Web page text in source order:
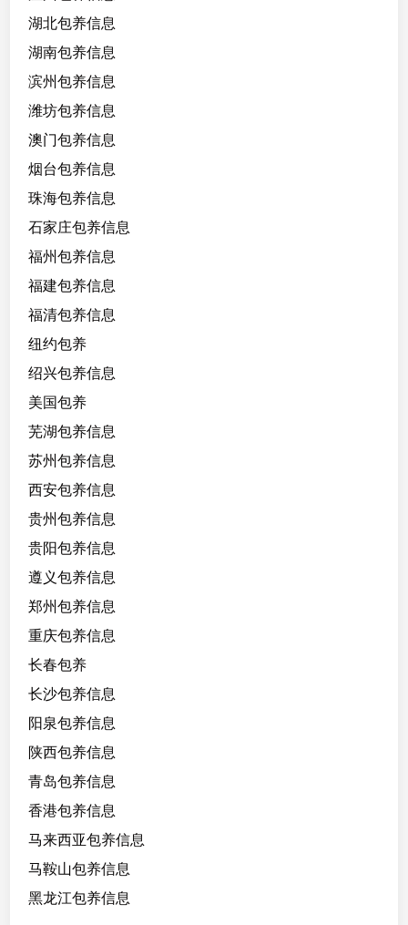
湖北包养信息
湖南包养信息
滨州包养信息
潍坊包养信息
澳门包养信息
烟台包养信息
珠海包养信息
石家庄包养信息
福州包养信息
福建包养信息
福清包养信息
纽约包养
绍兴包养信息
美国包养
芜湖包养信息
苏州包养信息
西安包养信息
贵州包养信息
贵阳包养信息
遵义包养信息
郑州包养信息
重庆包养信息
长春包养
长沙包养信息
阳泉包养信息
陕西包养信息
青岛包养信息
香港包养信息
马来西亚包养信息
马鞍山包养信息
黑龙江包养信息